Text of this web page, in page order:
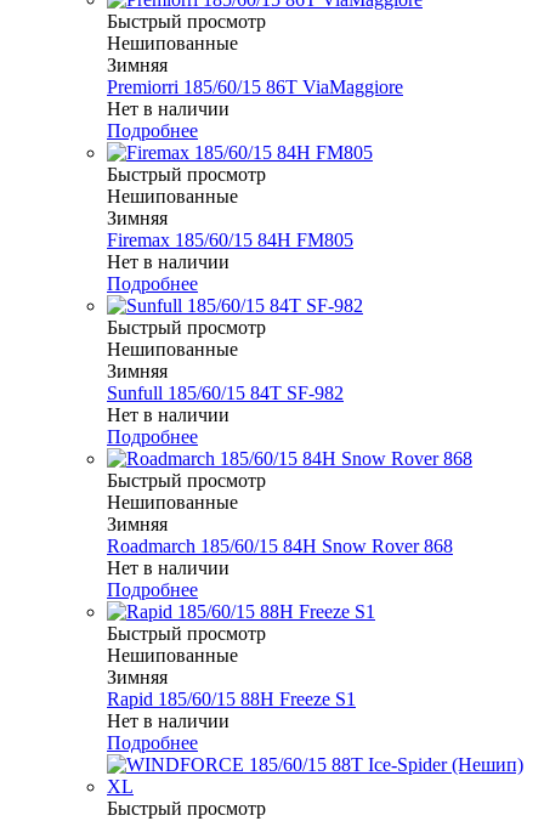
Быстрый просмотр
Нешипованные
Зимняя
Premiorri 185/60/15 86T ViaMaggiore
Нет в наличии
Подробнее
Быстрый просмотр
Нешипованные
Зимняя
Firemax 185/60/15 84H FM805
Нет в наличии
Подробнее
Быстрый просмотр
Нешипованные
Зимняя
Sunfull 185/60/15 84T SF-982
Нет в наличии
Подробнее
Быстрый просмотр
Нешипованные
Зимняя
Roadmarch 185/60/15 84H Snow Rover 868
Нет в наличии
Подробнее
Быстрый просмотр
Нешипованные
Зимняя
Rapid 185/60/15 88H Freeze S1
Нет в наличии
Подробнее
Быстрый просмотр